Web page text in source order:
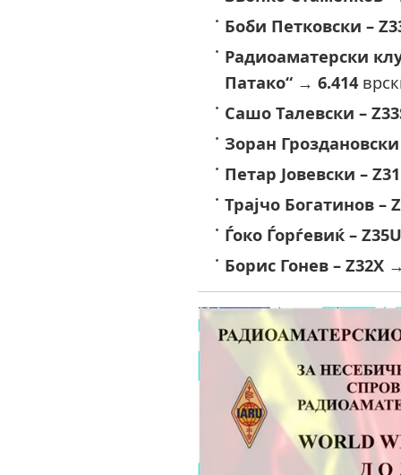
Боби Петковски –
Радиоаматерски
Патако“→ 6.414
Сашо Талевски –
Зоран Гроздановски
Петар Јовевски –
Трајчо Богатинов –
Ѓоко Ѓорѓевиќ – Z35U
Борис Гонев – Z32X→